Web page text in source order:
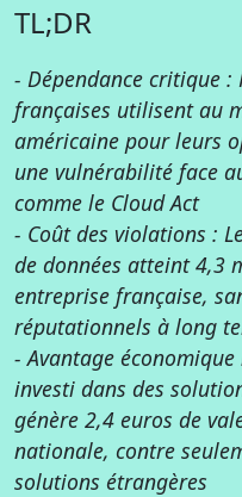
TL;DR
- Dépendance critique :
françaises utilisent au
américaine pour leurs
une vulnérabilité face
comme le Cloud Act
- Coût des violations :
de données atteint 4,3
entreprise française,
réputationnels à long
- Avantage
investi dans des
génère 2,4 euros de
nationale, contre
solutions étrangères